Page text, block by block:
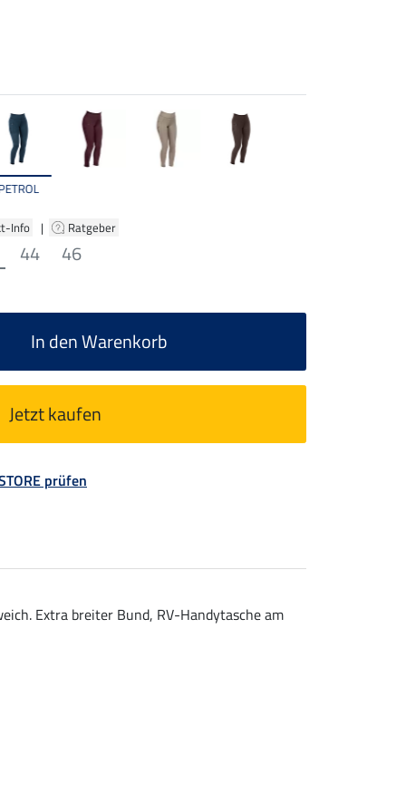
Info | Ratgeber
44 46
In den Warenkorb
Jetzt kaufen
prüfen
Extra breiter Bund, RV-Handytasche am